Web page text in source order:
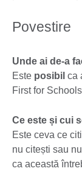
Povestire
Unde ai de-a
Este posibil ca
First for
Ce este și cui
Este ceva ce
nu citești sau
ca această